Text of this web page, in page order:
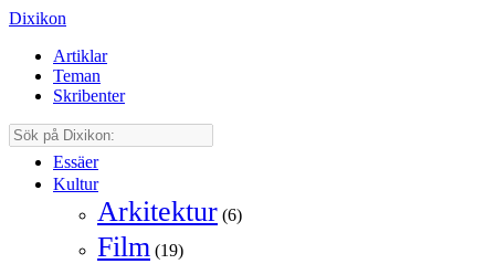
Dixikon
Artiklar
Teman
Skribenter
Essäer
Kultur
Arkitektur (6)
Film (19)